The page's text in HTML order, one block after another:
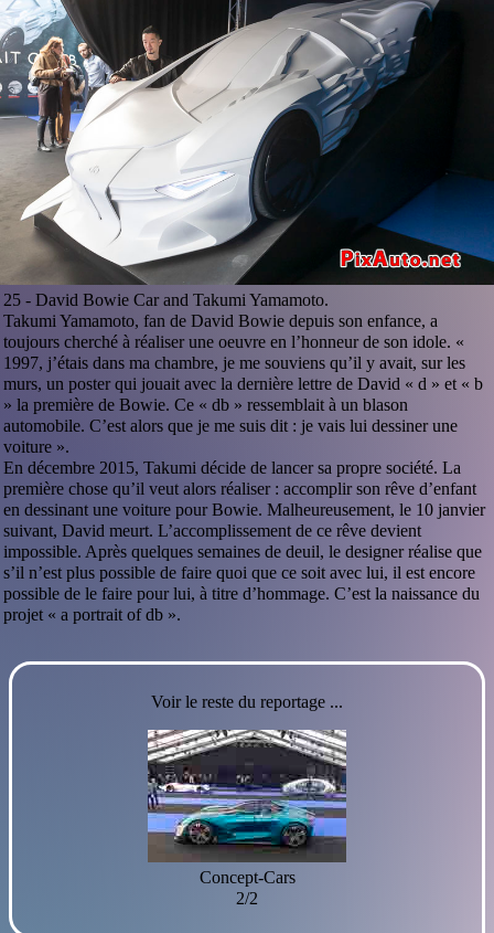
25 -David Bowie Car and Takumi Yamamoto.
Takumi Yamamoto, fan de David Bowie depuis son enfance, a
toujours cherché à réaliser une oeuvre en l’honneur de son idole. «
1997, j’étais dans ma chambre, je me souviens qu’il y avait, sur les
murs, un poster qui jouait avec la dernière lettre de David « d » et « b
» la première de Bowie. Ce « db » ressemblait à un blason
automobile. C’est alors que je me suis dit : je vais lui dessiner une
voiture ».
En décembre 2015, Takumi décide de lancer sa propre société. La
première chose qu’il veut alors réaliser : accomplir son rêve d’enfant
en dessinant une voiture pour Bowie. Malheureusement, le 10 janvier
suivant, David meurt. L’accomplissement de ce rêve devient
impossible. Après quelques semaines de deuil, le designer réalise que
s’il n’est plus possible de faire quoi que ce soit avec lui, il est encore
possible de le faire pour lui, à titre d’hommage. C’est la naissance du
projet « a portrait of db ».
Voir le reste du reportage ...
Concept-Cars
2/2